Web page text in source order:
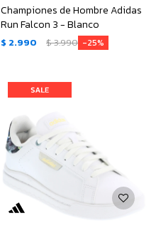
Championes de Hombre Adidas
Run Falcon 3 - Blanco
$ 2.990 $3.990 25